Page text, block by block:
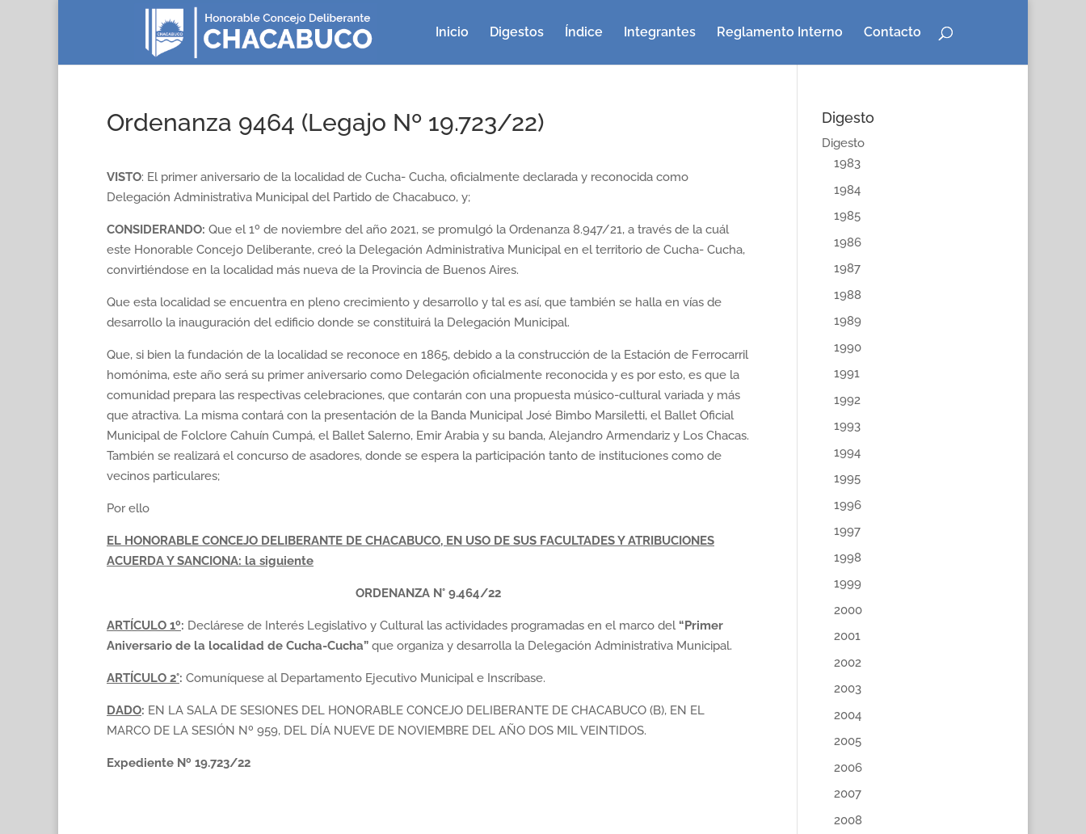
Inicio Digestos Índice Integrantes Reglamento Interno Contacto
Ordenanza 9464 (Legajo Nº 19.723/22)
VISTO: El primer aniversario de la localidad de Cucha- Cucha, oficialmente declarada y reconocida como
Delegación Administrativa Municipal del Partido de Chacabuco, y;
CONSIDERANDO: Que el 1º de noviembre del año 2021, se promulgó la Ordenanza 8.947/21, a través de la cuál
este Honorable Concejo Deliberante, creó la Delegación Administrativa Municipal en el territorio de Cucha- Cucha,
convirtiéndose en la localidad más nueva de la Provincia de Buenos Aires.
Que esta localidad se encuentra en pleno crecimiento y desarrollo y tal es así, que también se halla en vías de
desarrollo la inauguración del edificio donde se constituirá la Delegación Municipal.
Que, si bien la fundación de la localidad se reconoce en 1865, debido a la construcción de la Estación de Ferrocarril
homónima, este año será su primer aniversario como Delegación oficialmente reconocida y es por esto, es que la
comunidad prepara las respectivas celebraciones, que contarán con una propuesta músico-cultural variada y más
que atractiva. La misma contará con la presentación de la Banda Municipal José Bimbo Marsiletti, el Ballet Oficial
Municipal de Folclore Cahuín Cumpá, el Ballet Salerno, Emir Arabia y su banda, Alejandro Armendariz y Los Chacas.
También se realizará el concurso de asadores, donde se espera la participación tanto de instituciones como de
vecinos particulares;
Por ello
EL HONORABLE CONCEJO DELIBERANTE DE CHACABUCO, EN USO DE SUS FACULTADES Y ATRIBUCIONES
ACUERDA Y SANCIONA: la siguiente
ORDENANZA N° 9.464/22
ARTÍCULO 1º: Declárese de Interés Legislativo y Cultural las actividades programadas en el marco del“Primer
Aniversario de la localidad de Cucha-Cucha” que organiza y desarrolla la Delegación Administrativa Municipal.
ARTÍCULO 2°: Comuníquese al Departamento Ejecutivo Municipal e Inscríbase.
DADO: EN LA SALA DE SESIONES DEL HONORABLE CONCEJO DELIBERANTE DE CHACABUCO (B), EN EL
MARCO DE LA SESIÓN Nº 959, DEL DÍA NUEVE DE NOVIEMBRE DEL AÑO DOS MIL VEINTIDOS.
Expediente Nº 19.723/22
Digesto
Digesto
1983
1984
1985
1986
1987
1988
1989
1990
1991
1992
1993
1994
1995
1996
1997
1998
1999
2000
2001
2002
2003
2004
2005
2006
2007
2008